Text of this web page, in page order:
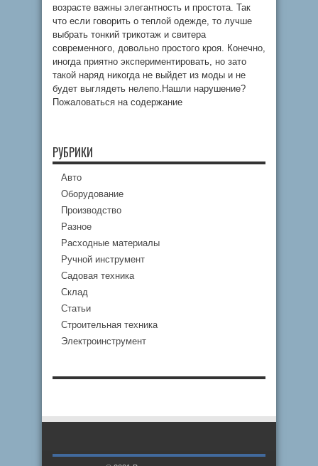
возрасте важны элегантность и простота. Так
что если говорить о теплой одежде, то лучше
выбрать тонкий трикотаж и свитера
современного, довольно простого кроя. Конечно,
иногда приятно экспериментировать, но зато
такой наряд никогда не выйдет из моды и не
будет выглядеть нелепо.Нашли нарушение?
Пожаловаться на содержание
РУБРИКИ
Авто
Оборудование
Производство
Разное
Расходные материалы
Ручной инструмент
Садовая техника
Склад
Статьи
Строительная техника
Электроинструмент